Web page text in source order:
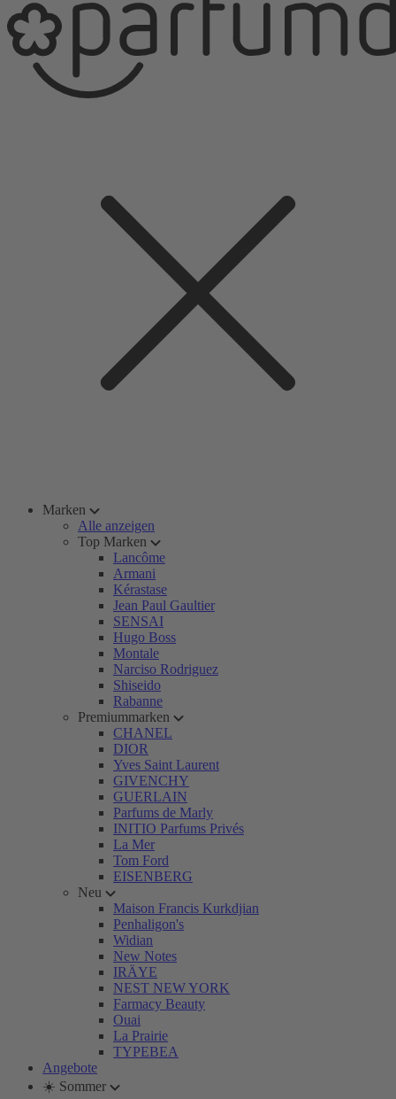
Marken
Alle anzeigen
Top Marken
Lancôme
Armani
Kérastase
Jean Paul Gaultier
SENSAI
Hugo Boss
Montale
Narciso Rodriguez
Shiseido
Rabanne
Premiummarken
CHANEL
DIOR
Yves Saint Laurent
GIVENCHY
GUERLAIN
Parfums de Marly
INITIO Parfums Privés
La Mer
Tom Ford
EISENBERG
Neu
Maison Francis Kurkdjian
Penhaligon's
Widian
New Notes
IRÄYE
NEST NEW YORK
Farmacy Beauty
Ouai
La Prairie
TYPEBEA
Angebote
☀️ Sommer